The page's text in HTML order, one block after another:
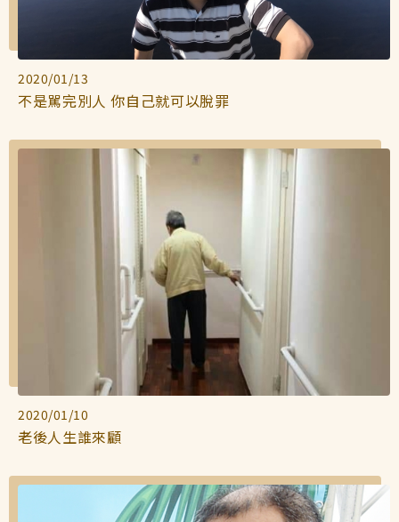
2020/01/13
不是駡完別人 你自己就可以脫罪
2020/01/10
老後人生誰來顧